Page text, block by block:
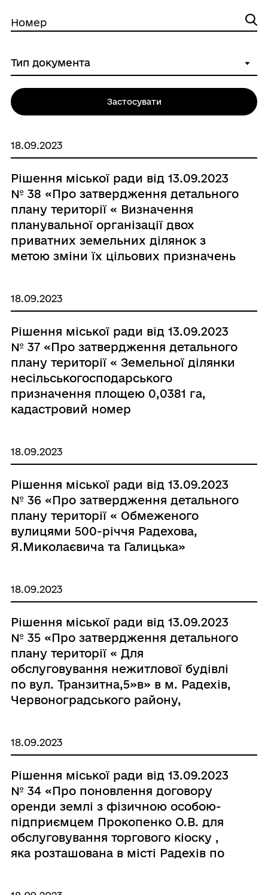
18.09.2023
Рішення міської ради від 13.09.2023
№ 38 «Про затвердження детального
плану території « Визначення
планувальної організації двох
приватних земельних ділянок з
метою зміни їх цільових призначень
господарських будівель і споруд (
«промисловості, транспорту,
електронних комунікацій,
енергетики, оборони та іншого
призначення» по вулиці
Б.Хмельнгицького,112»
18.09.2023
Рішення міської ради від 13.09.2023
№ 37 «Про затвердження детального
плану території « Земельної ділянки
несільськогосподарського
призначення площею 0,0381 га,
кадастровий номер
18.09.2023
Рішення міської ради від 13.09.2023
№ 36 «Про затвердження детального
плану території « Обмеженого
вулицями 500-річчя Радехова,
Я.Миколаєвича та Галицька»
18.09.2023
Рішення міської ради від 13.09.2023
№ 35 «Про затвердження детального
плану території « Для
обслуговування нежитлової будівлі
по вул. Транзитна,5»в» в м. Радехів,
Червоноградського району,
землеустрою щодо відведення
розміщення та експлуатації
основних, підсобних і допоміжних
будівель та споруд підприємств
переробної, машинобудівної та
іншої промисловості»
18.09.2023
Рішення міської ради від 13.09.2023
№ 34 «Про поновлення договору
оренди землі з фізичною особою-
підприємцем Прокопенко О.В. для
обслуговування торгового кіоску ,
яка розташована в місті Радехів по
Номер
Застосувати